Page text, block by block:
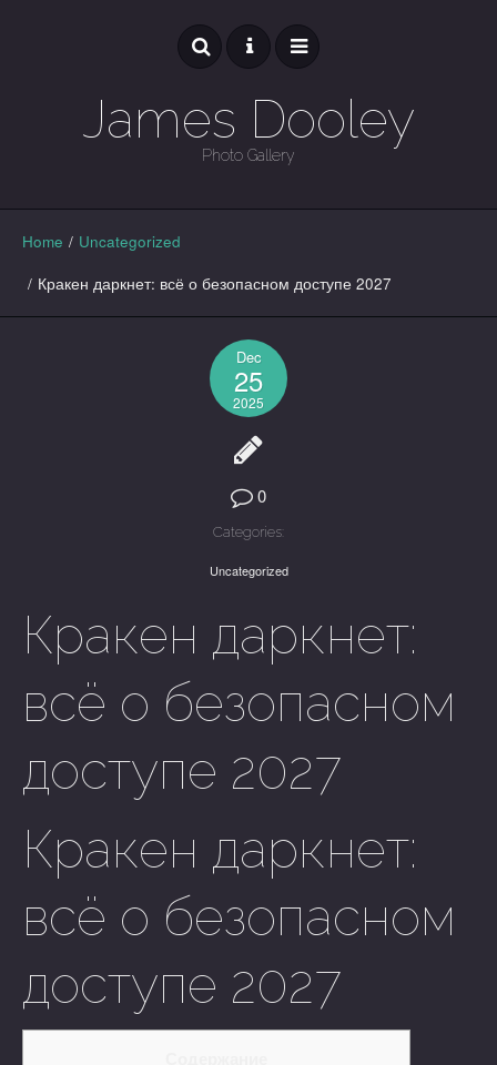
James Dooley
Photo Gallery
GALLERY
Home / Uncategorized
/ Кракен даркнет: всё о безопасном доступе 2027
Dec
25
2025
0
Categories:
Uncategorized
Кракен даркнет:
всё о безопасном
доступе 2027
Кракен даркнет:
всё о безопасном
доступе 2027